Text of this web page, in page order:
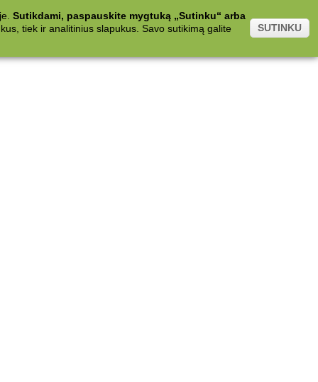
Sutikdami, paspauskite mygtuką „Sutinku“ arba
tiek ir analitinius slapukus. Savo sutikimą galite
SUTINKU